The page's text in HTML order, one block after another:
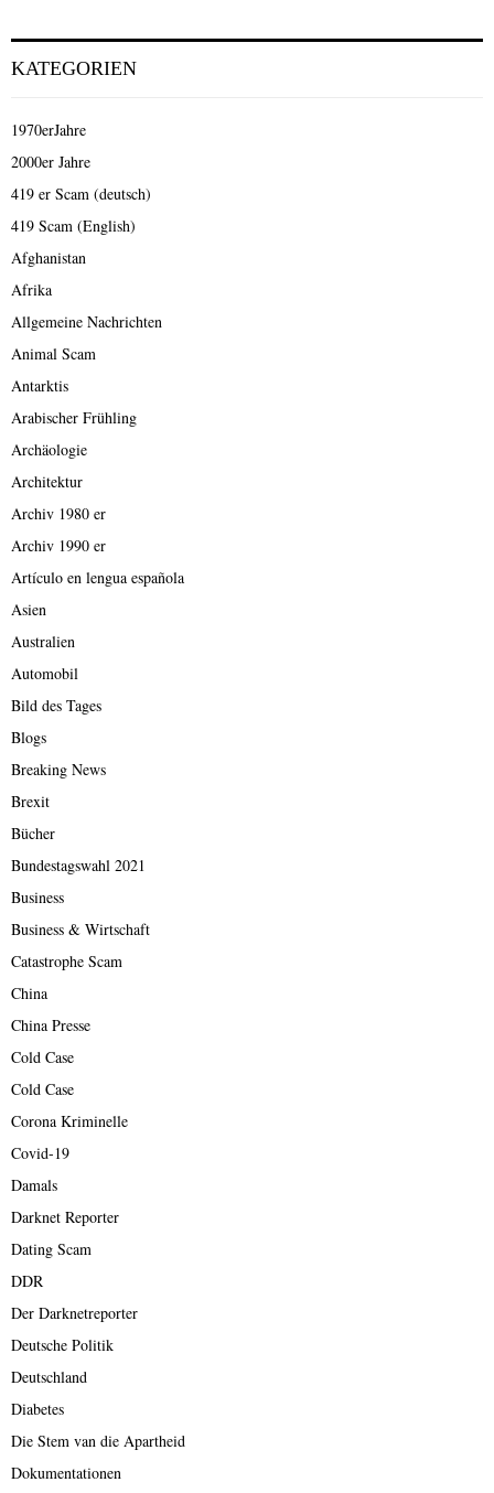
KATEGORIEN
1970erJahre
2000er Jahre
419 er Scam (deutsch)
419 Scam (English)
Afghanistan
Afrika
Allgemeine Nachrichten
Animal Scam
Antarktis
Arabischer Frühling
Archäologie
Architektur
Archiv 1980 er
Archiv 1990 er
Artículo en lengua española
Asien
Australien
Automobil
Bild des Tages
Blogs
Breaking News
Brexit
Bücher
Bundestagswahl 2021
Business
Business & Wirtschaft
Catastrophe Scam
China
China Presse
Cold Case
Cold Case
Corona Kriminelle
Covid-19
Damals
Darknet Reporter
Dating Scam
DDR
Der Darknetreporter
Deutsche Politik
Deutschland
Diabetes
Die Stem van die Apartheid
Dokumentationen